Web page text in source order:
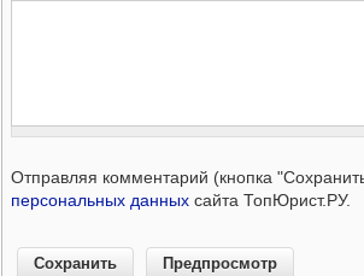
Отправляя комментарий (кнопка
персональных данных сайта ТопЮрист.РУ.